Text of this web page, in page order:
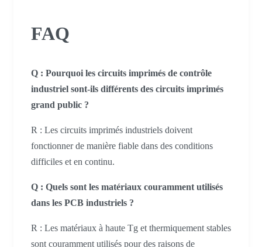
FAQ
Q : Pourquoi les circuits imprimés de contrôle
industriel sont-ils différents des circuits imprimés
grand public ?
R : Les circuits imprimés industriels doivent
fonctionner de manière fiable dans des conditions
difficiles et en continu.
Q : Quels sont les matériaux couramment utilisés
dans les PCB industriels ?
R : Les matériaux à haute Tg et thermiquement stables
sont couramment utilisés pour des raisons de